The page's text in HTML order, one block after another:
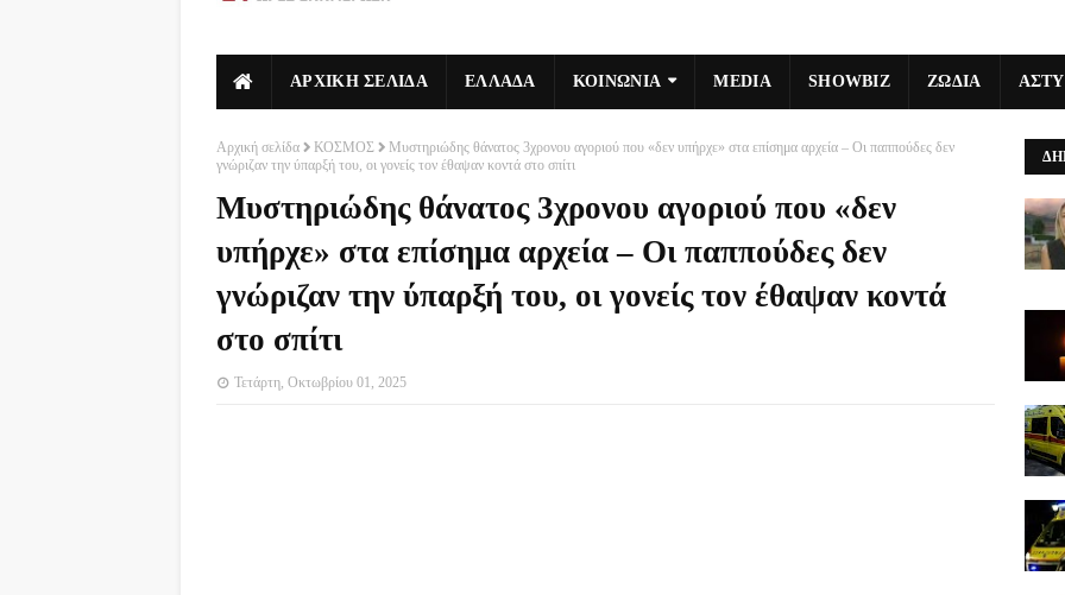
ΑΡΧΙΚΗ ΣΕΛΙΔΑ ΕΛΛΑΔΑ ΚΟΙΝΩΝΙΑ MEDIA SHOWBIZ ΖΩΔΙΑ
Αρχική σελίδα ΚΟΣΜΟΣ
Μυστηριώδης θάνατος 3χρονου αγοριού που «δεν υπήρχε» στα επίσημα αρχεία – Οι παππούδες δεν
γνώριζαν την ύπαρξή του, οι γονείς τον έθαψαν κοντά στο σπίτι
Μυστηριώδης θάνατος 3χρονου αγοριού που «δεν
υπήρχε» στα επίσημα αρχεία – Οι παππούδες δεν
γνώριζαν την ύπαρξή του, οι γονείς τον έθαψαν κοντά
στο σπίτι
Τετάρτη, Οκτωβρίου 01, 2025